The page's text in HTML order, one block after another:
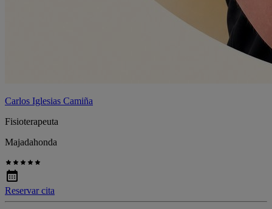
Carlos Iglesias Camiña
Fisioterapeuta
Majadahonda
Reservar cita